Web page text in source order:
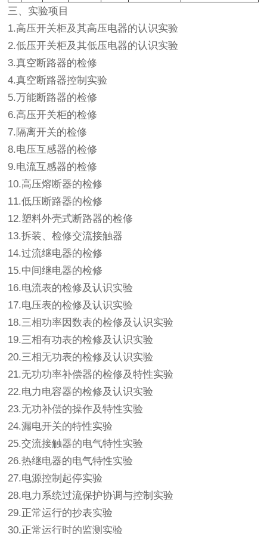
三、实验项目
1.高压开关柜及其高压电器的认识实验
2.低压开关柜及其低压电器的认识实验
3.真空断路器的检修
4.真空断路器控制实验
5.万能断路器的检修
6.高压开关柜的检修
7.隔离开关的检修
8.电压互感器的检修
9.电流互感器的检修
10.高压熔断器的检修
11.低压断路器的检修
12.塑料外壳式断路器的检修
13.拆装、检修交流接触器
14.过流继电器的检修
15.中间继电器的检修
16.电流表的检修及认识实验
17.电压表的检修及认识实验
18.三相功率因数表的检修及认识实验
19.三相有功表的检修及认识实验
20.三相无功表的检修及认识实验
21.无功功率补偿器的检修及特性实验
22.电力电容器的检修及认识实验
23.无功补偿的操作及特性实验
24.漏电开关的特性实验
25.交流接触器的电气特性实验
26.热继电器的电气特性实验
27.电源控制起停实验
28.电力系统过流保护协调与控制实验
29.正常运行的抄表实验
30.正常运行时的监测实验